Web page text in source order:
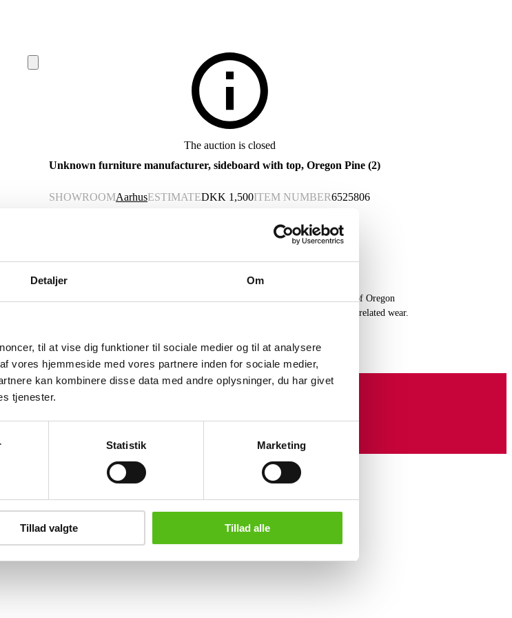
Detaljer Om
til at vise dig funktioner til sociale medier og til at analysere
vores hjemmeside med vores partnere inden for sociale medier,
kan kombinere disse data med andre oplysninger, du har givet
tjenester.
Statistik Marketing
Tillad valgte Tillad alle
The auction is closed
Unknown furniture manufacturer, sideboard with top, Oregon Pine (2)
SHOWROOMAarhusESTIMATEDKK 1,500ITEM NUMBER6525806
Unknown furniture manufacturer, sideboard with glass display case top, made of Oregon
Pine. Cabinet H. 92 W. 100 D. 45 cm. Top H. 42 W. 100 D. 34 cm. Usual age-related wear.
Similar lots